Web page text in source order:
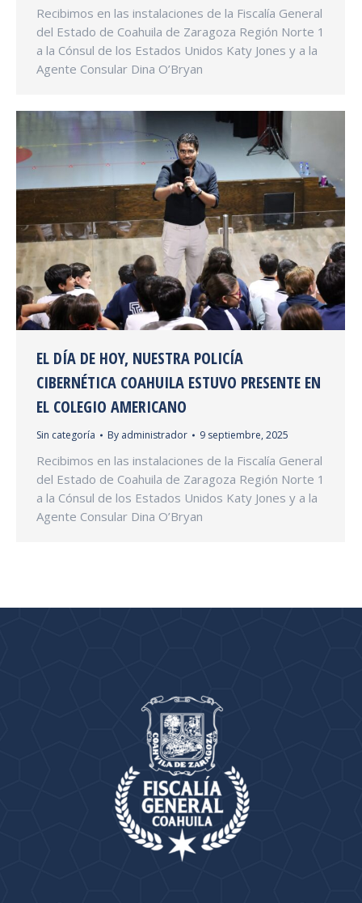
Recibimos en las instalaciones de la Fiscalía General
del Estado de Coahuila de Zaragoza Región Norte 1
a la Cónsul de los Estados Unidos Katy Jones y a la
Agente Consular Dina O’Bryan
EL DÍA DE HOY, NUESTRA POLICÍA
CIBERNÉTICA COAHUILA ESTUVO PRESENTE EN
EL COLEGIO AMERICANO
Sin categoría By administrador 9 septiembre, 2025
Recibimos en las instalaciones de la Fiscalía General
del Estado de Coahuila de Zaragoza Región Norte 1
a la Cónsul de los Estados Unidos Katy Jones y a la
Agente Consular Dina O’Bryan